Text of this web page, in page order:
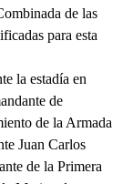
de las
para esta
la estadía en
de
de la Armada
Juan Carlos
de la Primera